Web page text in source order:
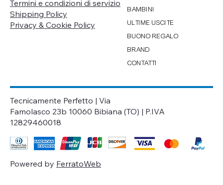
Termini e condizioni di servizio
Shipping Policy
Privacy & Cookie Policy
BAMBINI
ULTIME USCITE
BUONO REGALO
BRAND
CONTATTI
Tecnicamente Perfetto | Via
Famolasco 23b 10060 Bibiana (TO) | P.IVA
12829460018
Powered by FerratoWeb